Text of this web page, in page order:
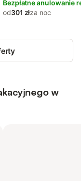
Bezpłatne anulowanie
od301 złza noc
w